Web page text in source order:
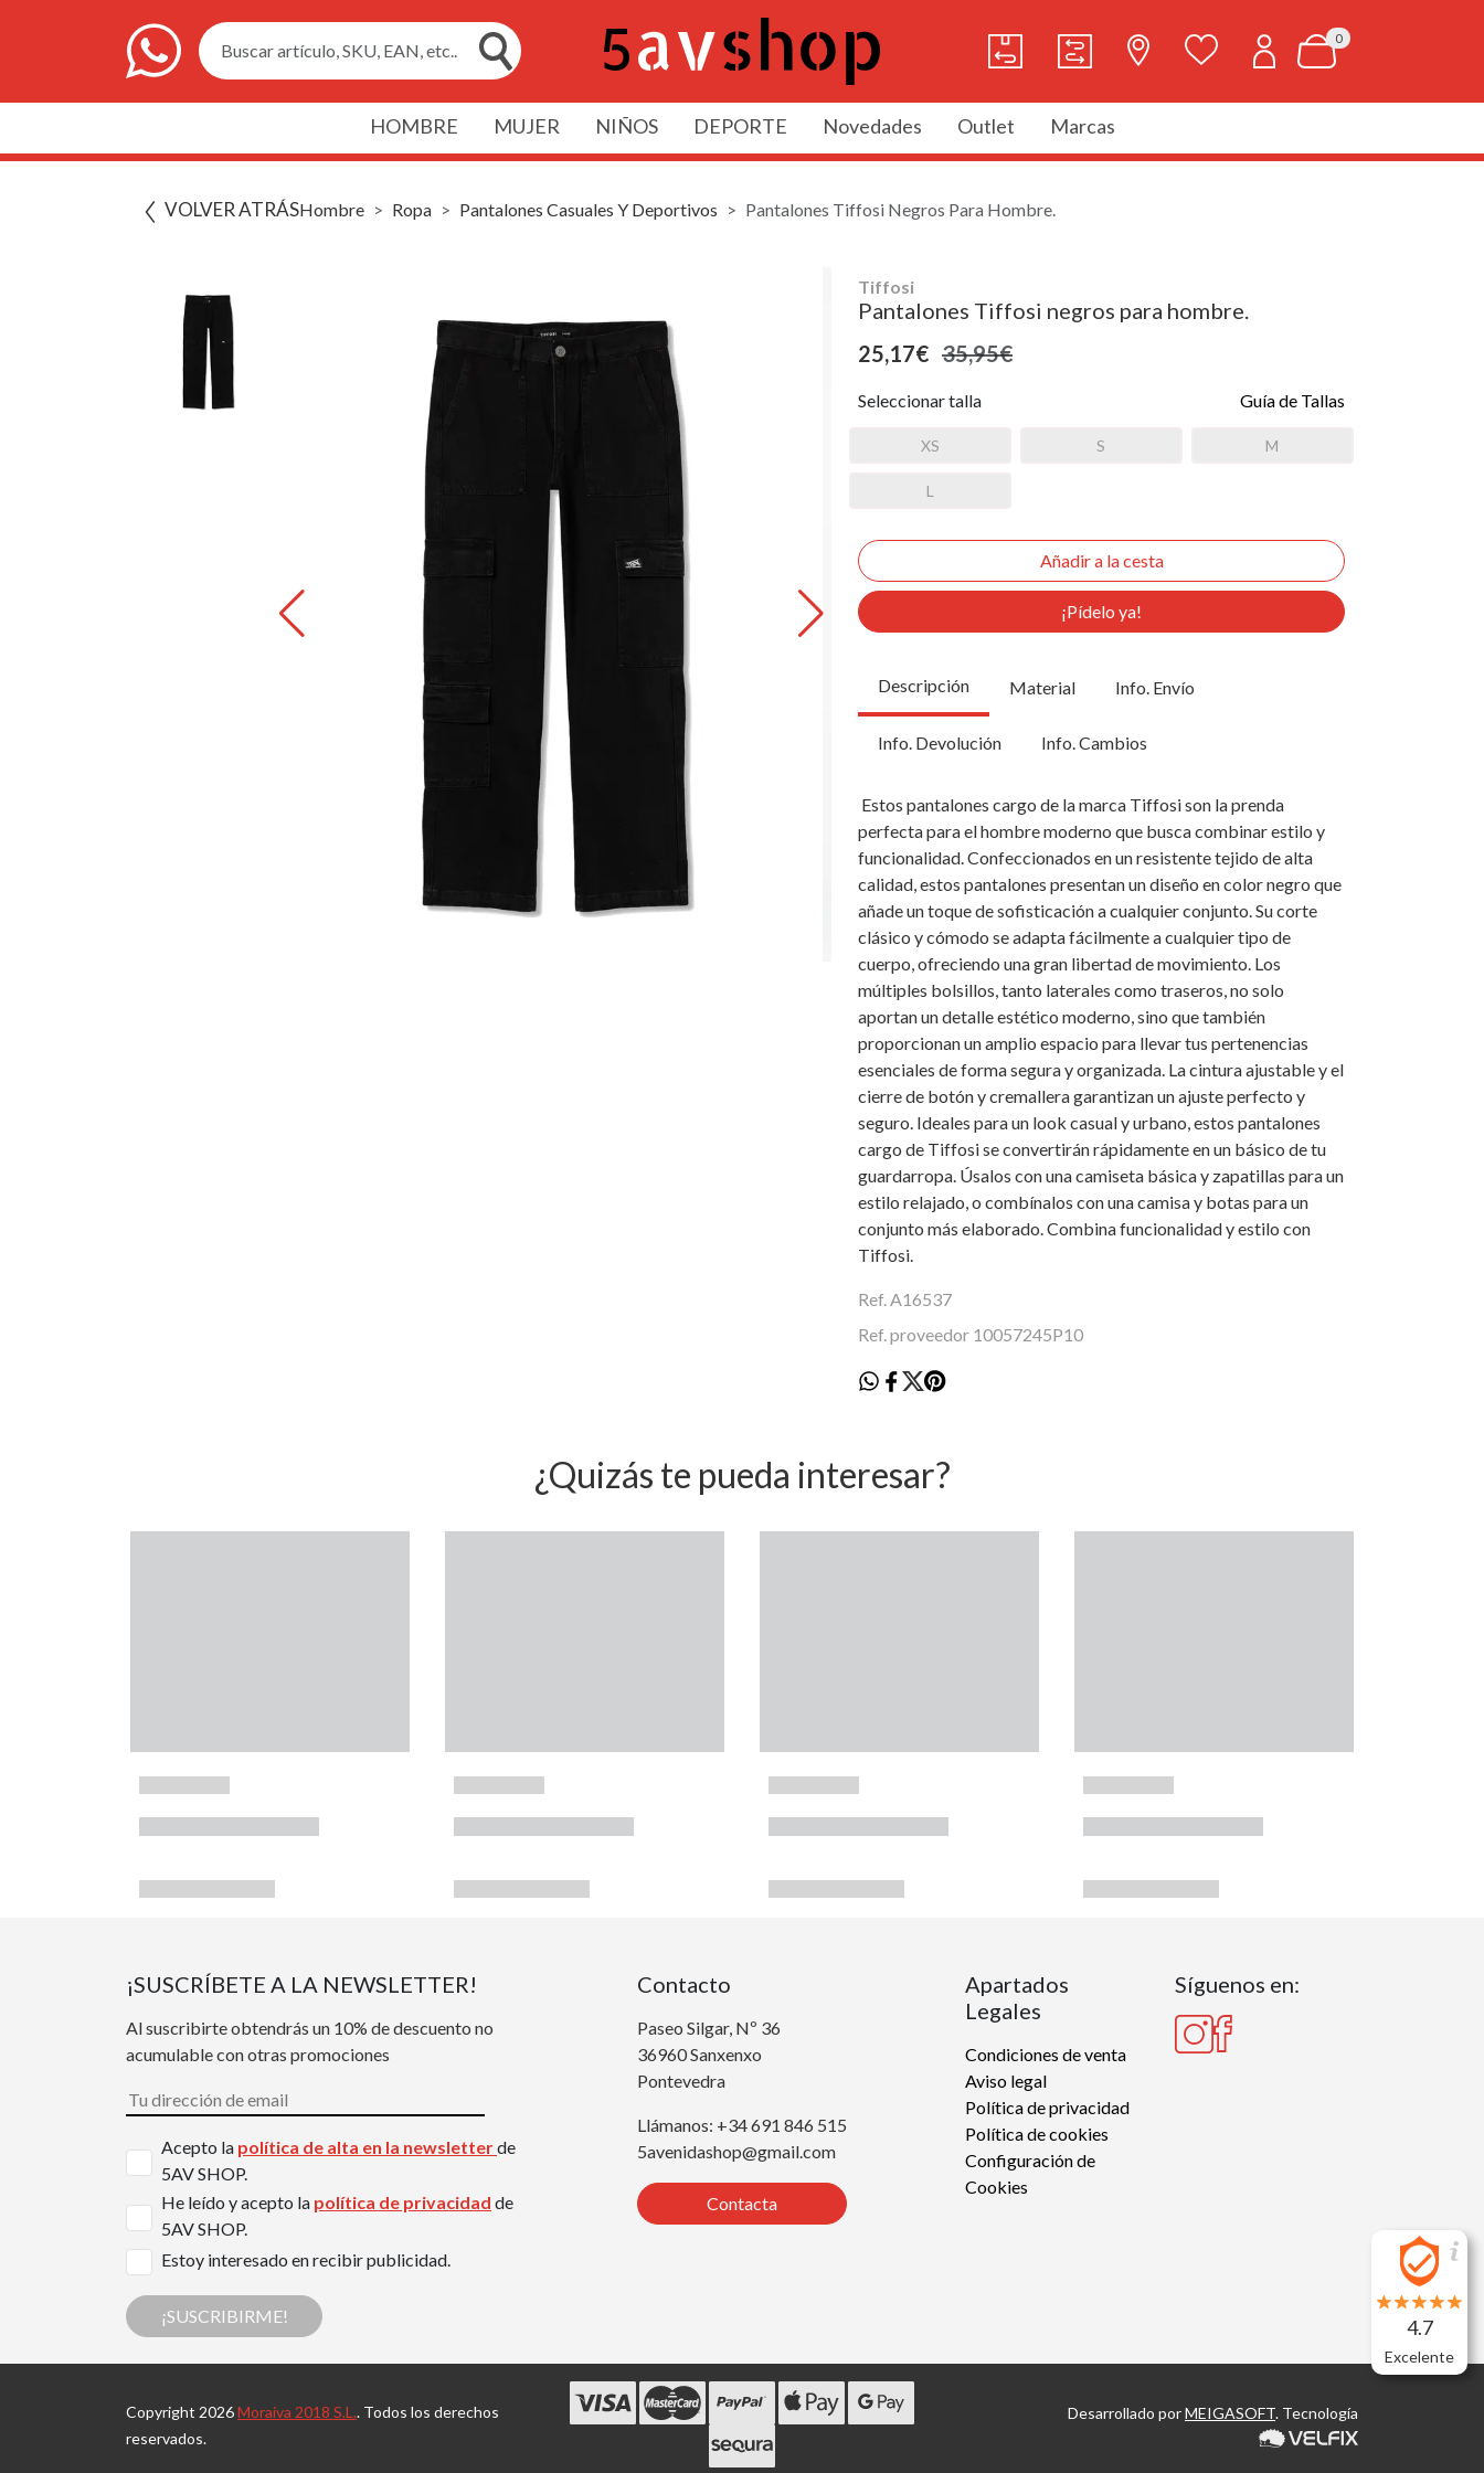
Buscar artículo, SKU, EAN, etc..
0
HOMBRE MUJER NIÑOS DEPORTE Novedades Outlet Marcas
VOLVER ATRÁSHombre Ropa Pantalones Casuales Y Deportivos Pantalones Tiffosi Negros Para Hombre.
Tiffosi
Pantalones Tiffosi negros para hombre.
25,17€ 35,95€
Seleccionar talla Guía de Tallas
XS S M
L
¡Pídelo ya!
Descripción Material Info. Envío
Info. Devolución Info. Cambios
Estos pantalones cargo de la marca Tiffosi son la prenda
perfecta para el hombre moderno que busca combinar estilo y
funcionalidad. Confeccionados en un resistente tejido de alta
calidad, estos pantalones presentan un diseño en color negro que
añade un toque de sofisticación a cualquier conjunto. Su corte
clásico y cómodo se adapta fácilmente a cualquier tipo de
cuerpo, ofreciendo una gran libertad de movimiento. Los
múltiples bolsillos, tanto laterales como traseros, no solo
aportan un detalle estético moderno, sino que también
proporcionan un amplio espacio para llevar tus pertenencias
esenciales de forma segura y organizada. La cintura ajustable y el
cierre de botón y cremallera garantizan un ajuste perfecto y
seguro. Ideales para un look casual y urbano, estos pantalones
cargo de Tiffosi se convertirán rápidamente en un básico de tu
guardarropa. Úsalos con una camiseta básica y zapatillas para un
estilo relajado, o combínalos con una camisa y botas para un
conjunto más elaborado. Combina funcionalidad y estilo con
Tiffosi.
Ref. A16537
Ref. proveedor 10057245P10
¿Quizás te pueda interesar?
¡SUSCRÍBETE A LA NEWSLETTER!
Al suscribirte obtendrás un 10% de descuento no
acumulable con otras promociones
Acepto la política de alta en la newsletterde
5AV SHOP.
He leído y acepto la política de privacidad de
5AV SHOP.
Estoy interesado en recibir publicidad.
¡SUSCRIBIRME!
Contacto
Paseo Silgar, Nº 36
36960 Sanxenxo
Pontevedra
Llámanos: +34 691 846 515
5avenidashop@gmail.com
Contacta
Apartados
Legales
Condiciones de venta
Aviso legal
Política de privacidad
Política de cookies
Configuración de
Cookies
Síguenos en:
Copyright 2026Moraiva 2018 S.L.. Todos los derechos
reservados.
Desarrollado porMEIGASOFT. Tecnología
4.7
Excelente